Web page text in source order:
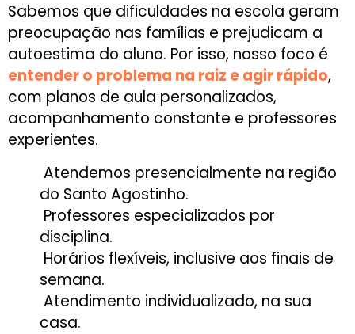
Sabemos que dificuldades na escola geram
preocupação nas famílias e prejudicam a
autoestima do aluno. Por isso, nosso foco é
entender o problema na raiz e agir rápido,
com planos de aula personalizados,
acompanhamento constante e professores
experientes.
Atendemos presencialmente na região
do Santo Agostinho.
Professores especializados por
disciplina.
Horários flexíveis, inclusive aos finais de
semana.
Atendimento individualizado, na sua
casa.